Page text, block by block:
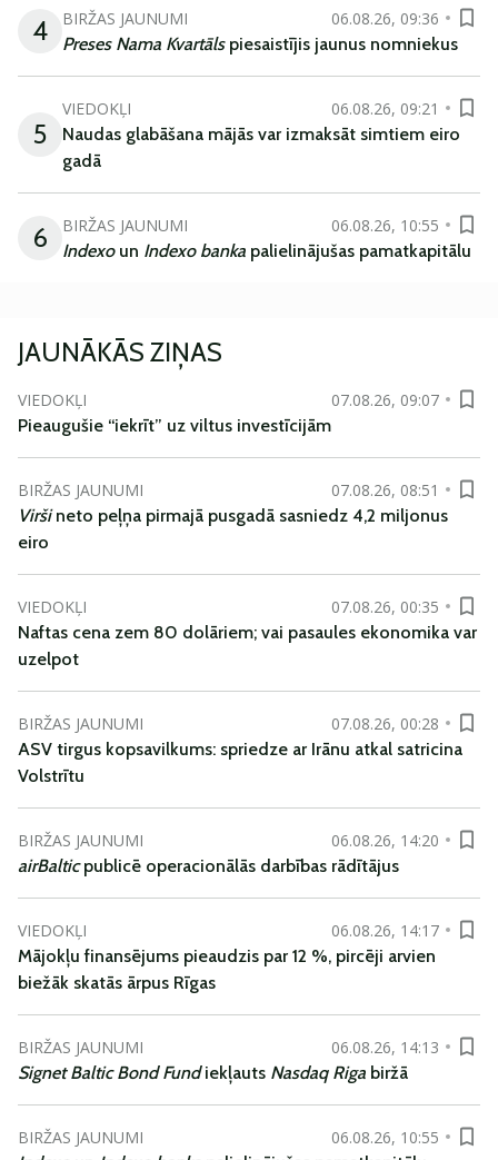
4 BIRŽAS JAUNUMI
06.08.26, 09:36
Preses Nama Kvartāls piesaistījis jaunus nomniekus
5
VIEDOKĻI
06.08.26, 09:21
Naudas glabāšana mājās var izmaksāt simtiem eiro
gadā
6 BIRŽAS JAUNUMI
06.08.26, 10:55
Indexoun Indexo banka palielinājušas pamatkapitālu
JAUNĀKĀS ZIŅAS
VIEDOKĻI
07.08.26, 09:07
Pieaugušie “iekrīt” uz viltus investīcijām
BIRŽAS JAUNUMI
07.08.26, 08:51
Viršineto peļņa pirmajā pusgadā sasniedz 4,2 miljonus
eiro
VIEDOKĻI
07.08.26, 00:35
Naftas cena zem 80 dolāriem; vai pasaules ekonomika var
uzelpot
BIRŽAS JAUNUMI
07.08.26, 00:28
ASV tirgus kopsavilkums: spriedze ar Irānu atkal satricina
Volstrītu
BIRŽAS JAUNUMI
06.08.26, 14:20
airBalticpublicē operacionālās darbības rādītājus
VIEDOKĻI
06.08.26, 14:17
Mājokļu finansējums pieaudzis par 12 %, pircēji arvien
biežāk skatās ārpus Rīgas
BIRŽAS JAUNUMI
06.08.26, 14:13
Signet Baltic Bond Fundiekļauts Nasdaq Riga biržā
BIRŽAS JAUNUMI
06.08.26, 10:55